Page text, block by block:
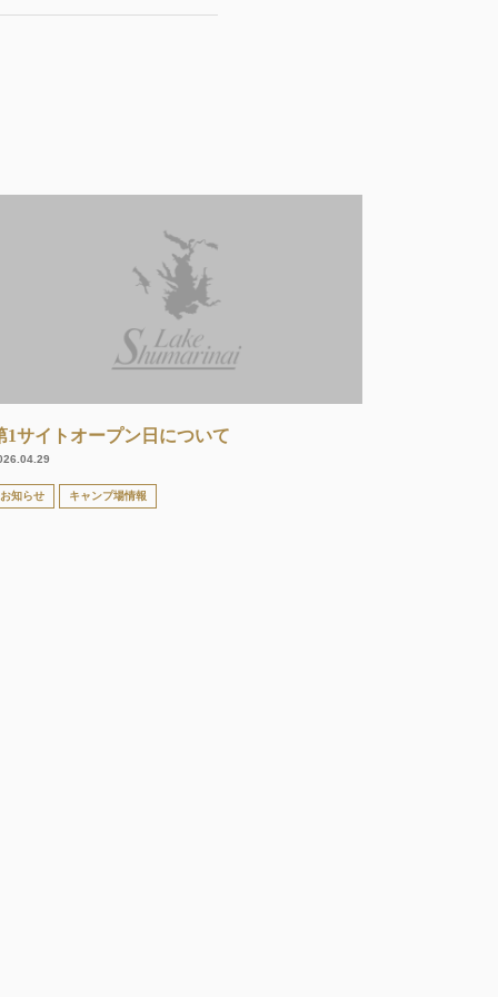
1サイトオープン日について
お知らせ キャンプ場情報